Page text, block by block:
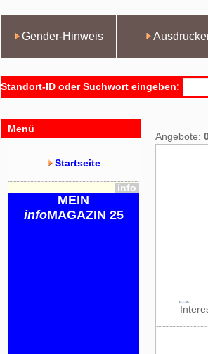
Gender-Hinweis
Standort-ID oderSuchwort eingeben:
Menü
Startseite
info
MEIN
infoMAGAZIN 25
Angebote: